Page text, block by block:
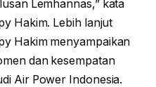
Lemhannas,” kata
Hakim. Lebih lanjut
Hakim menyampaikan
dan kesempatan
Air Power Indonesia.